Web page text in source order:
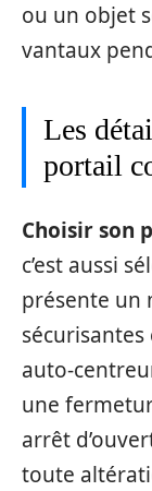
ou un objet
vantaux
Les
portail
Choisir son
c’est aussi
présente un
auto-
une
arrêt
toute